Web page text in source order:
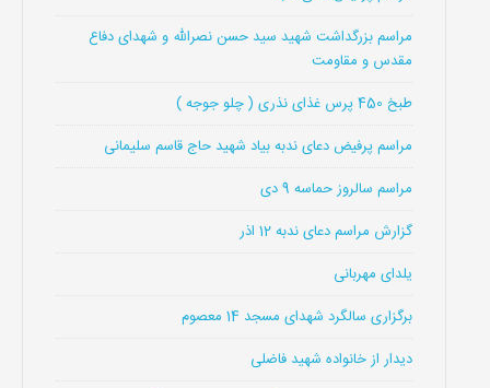
مراسم بزرگداشت شهید سید حسن نصرالله و شهدای دفاع
مقدس و مقاومت
طبخ 450 پرس غذای نذری ( چلو جوجه )
مراسم پرفیض دعای ندبه بیاد شهید حاج قاسم سلیمانی
مراسم سالروز حماسه 9 دی
گزارش مراسم دعای ندبه 12 اذر
یلدای مهربانی
برگزاری سالگرد شهدای مسجد 14 معصوم
دیدار از خانواده شهید فاضلی